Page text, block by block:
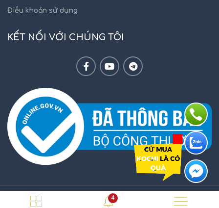
Điều khoản sử dụng
KẾT NỐI VỚI CHÚNG TÔI
KOCHI.VN4